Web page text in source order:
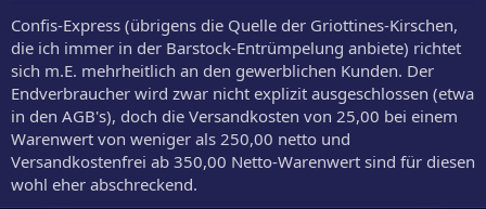
Confis-Express (übrigens die Quelle der Griottines-Kirschen,
die ich immer in der Barstock-Entrümpelung anbiete) richtet
sich m.E. mehrheitlich an den gewerblichen Kunden. Der
Endverbraucher wird zwar nicht explizit ausgeschlossen (etwa
in den AGB's), doch die Versandkosten von 25,00 bei einem
Warenwert von weniger als 250,00 netto und
Versandkostenfrei ab 350,00 Netto-Warenwert sind für diesen
wohl eher abschreckend.